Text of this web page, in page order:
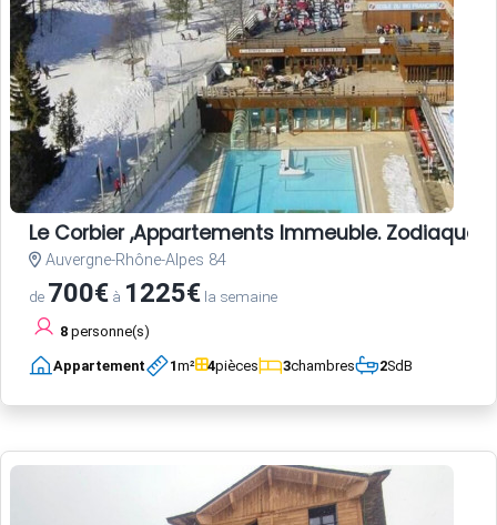
Le Corbier ,Appartements Immeuble. Zodiaque
Auvergne-Rhône-Alpes 84
de 700€ à 1225€ la semaine
8 personne(s)
Appartement 1m² 4pièces 3chambres 2SdB